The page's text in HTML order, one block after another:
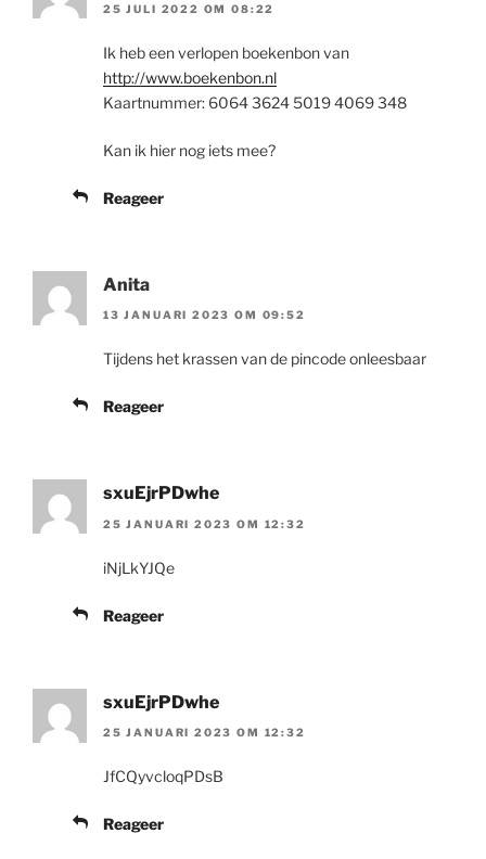
25 JULI 2022 OM 08:22
Ik heb een verlopen boekenbon van
http://www.boekenbon.nl
Kaartnummer: 6064 3624 5019 4069 348
Kan ik hier nog iets mee?
Reageer
Anita
13 JANUARI 2023 OM 09:52
Tijdens het krassen van de pincode onleesbaar
Reageer
sxuEjrPDwhe
25 JANUARI 2023 OM 12:32
iNjLkYJQe
Reageer
sxuEjrPDwhe
25 JANUARI 2023 OM 12:32
JfCQyvcloqPDsB
Reageer